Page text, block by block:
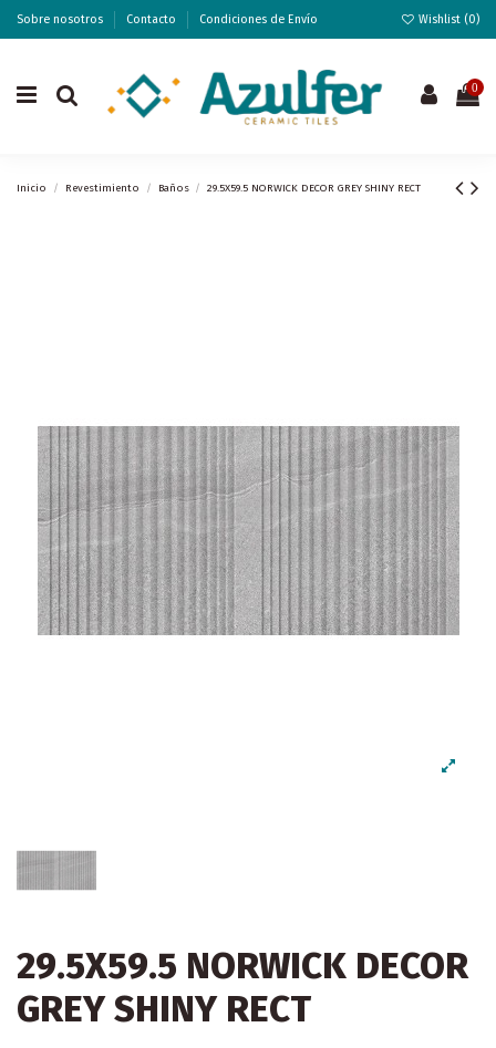
Sobre nosotros Contacto Condiciones de Envío Wishlist (0)
0
Inicio Revestimiento Baños 29.5X59.5 NORWICK DECOR GREY SHINY RECT
29.5X59.5 NORWICK DECOR
GREY SHINY RECT